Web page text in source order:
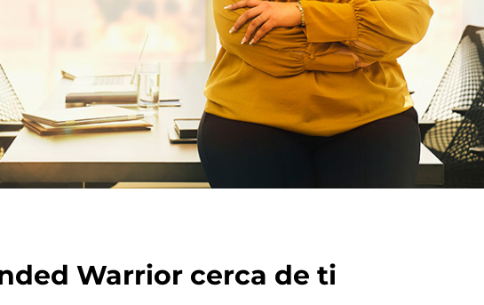
Warrior cerca de ti